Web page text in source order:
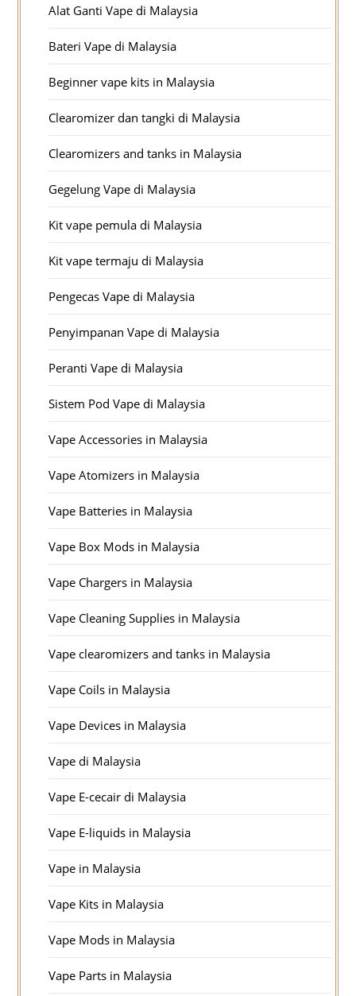
Alat Ganti Vape di Malaysia
Bateri Vape di Malaysia
Beginner vape kits in Malaysia
Clearomizer dan tangki di Malaysia
Clearomizers and tanks in Malaysia
Gegelung Vape di Malaysia
Kit vape pemula di Malaysia
Kit vape termaju di Malaysia
Pengecas Vape di Malaysia
Penyimpanan Vape di Malaysia
Peranti Vape di Malaysia
Sistem Pod Vape di Malaysia
Vape Accessories in Malaysia
Vape Atomizers in Malaysia
Vape Batteries in Malaysia
Vape Box Mods in Malaysia
Vape Chargers in Malaysia
Vape Cleaning Supplies in Malaysia
Vape clearomizers and tanks in Malaysia
Vape Coils in Malaysia
Vape Devices in Malaysia
Vape di Malaysia
Vape E-cecair di Malaysia
Vape E-liquids in Malaysia
Vape in Malaysia
Vape Kits in Malaysia
Vape Mods in Malaysia
Vape Parts in Malaysia